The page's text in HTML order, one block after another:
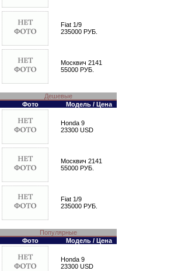
Fiat 1/9
235000 РУБ.
Москвич 2141
55000 РУБ.
Дешевые
Фото
Модель / Цена
Honda 9
23300 USD
Москвич 2141
55000 РУБ.
Fiat 1/9
235000 РУБ.
Популярные
Фото
Модель / Цена
Honda 9
23300 USD